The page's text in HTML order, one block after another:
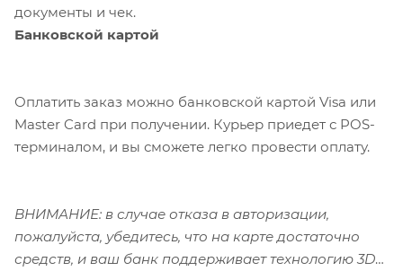
документы и чек.
Банковской картой
Оплатить заказ можно банковской картой Visa или
Master Card при получении. Курьер приедет с POS-
терминалом, и вы сможете легко провести оплату.
ВНИМАНИЕ: в случае отказа в авторизации,
пожалуйста, убедитесь, что на карте достаточно
средств, и ваш банк поддерживает технологию 3D-